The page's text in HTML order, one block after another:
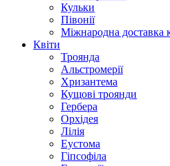
Кульки
Півонії
Міжнародна доставка
Квіти
Троянда
Альстромерії
Хризантема
Кущові троянди
Гербера
Орхідея
Лілія
Еустома
Гіпсофіла